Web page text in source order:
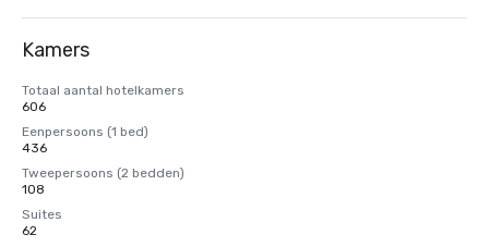
Kamers
Totaal aantal hotelkamers
606
Eenpersoons (1 bed)
436
Tweepersoons (2 bedden)
108
Suites
62